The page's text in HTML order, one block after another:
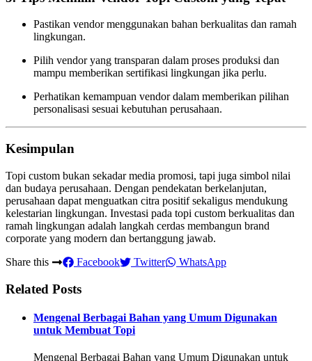
Pastikan vendor menggunakan bahan berkualitas dan ramah
lingkungan.
Pilih vendor yang transparan dalam proses produksi dan
mampu memberikan sertifikasi lingkungan jika perlu.
Perhatikan kemampuan vendor dalam memberikan pilihan
personalisasi sesuai kebutuhan perusahaan.
Kesimpulan
Topi custom bukan sekadar media promosi, tapi juga simbol nilai
dan budaya perusahaan. Dengan pendekatan berkelanjutan,
perusahaan dapat menguatkan citra positif sekaligus mendukung
kelestarian lingkungan. Investasi pada topi custom berkualitas dan
ramah lingkungan adalah langkah cerdas membangun brand
corporate yang modern dan bertanggung jawab.
Share this
Facebook Twitter WhatsApp
Related Posts
Mengenal Berbagai Bahan yang Umum Digunakan
untuk Membuat Topi
Mengenal Berbagai Bahan yang Umum Digunakan untuk